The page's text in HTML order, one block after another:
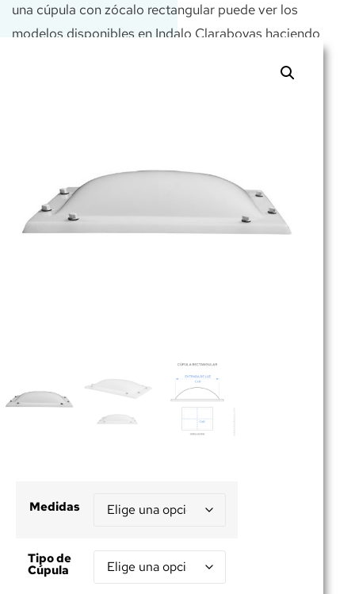
una cúpula con zócalo rectangular puede ver los
modelos disponibles en Indalo Claraboyas haciendo
Medidas
Tipo de
Cúpula